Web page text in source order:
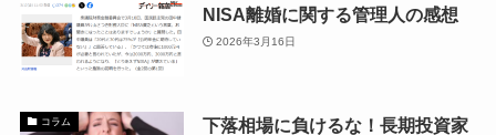
NISA離婚に関する管理人の感想
2026年3月16日
コラム
下落相場に負けるな！長期投資家